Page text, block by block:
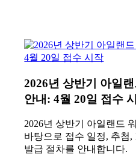
2026년 상반기 아일
안내: 4월 20일 접수
2026년 상반기 아일랜드
바탕으로 접수 일정, 추첨,
발급 절차를 안내합니다.